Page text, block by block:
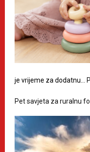
je vrijeme za dodatnu…
Pet savjeta za ruralnu